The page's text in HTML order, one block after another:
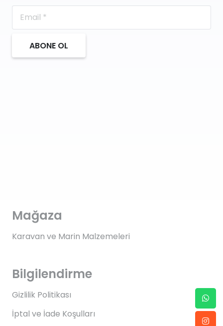
ABONE OL
Mağaza
Karavan ve Marin Malzemeleri
Bilgilendirme
Gizlilik Politikası
İptal ve İade Koşulları